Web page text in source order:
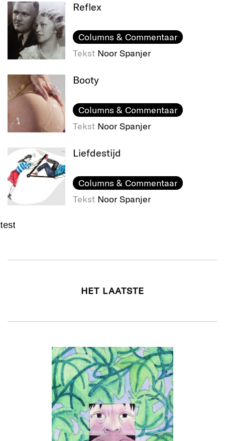
Reflex
Columns & Commentaar
Tekst Noor Spanjer
Booty
Columns & Commentaar
Tekst Noor Spanjer
Liefdestijd
Columns & Commentaar
Tekst Noor Spanjer
test
HET LAATSTE